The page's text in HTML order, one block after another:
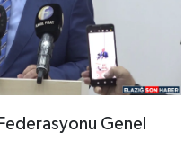
Genel